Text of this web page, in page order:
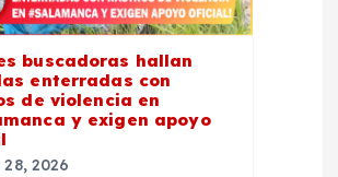
buscadoras hallan
enterradas con
de violencia en
y exigen apoyo
2026